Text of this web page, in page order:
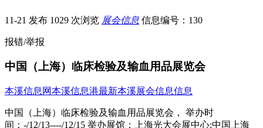
11-21 发布 1029 次浏览 展会信息 信息编号：130
报错/举报
中国（上海）临床检验及输血用品展览会
本溪信息网本溪信息港最新本溪展会信息信息
中国（上海）临床检验及输血用品展览会， 举办时
间：-/12/13----/12/15 举办展馆：上海光大会展中心;中国上海